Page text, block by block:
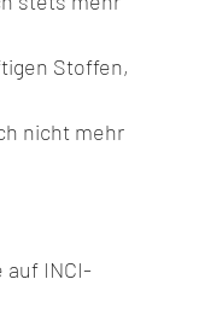
Stoffen,
nicht mehr
auf INCI-